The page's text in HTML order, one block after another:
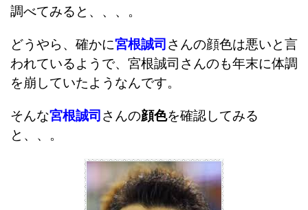
調べてみると、、、。
どうやら、確かに宮根誠司 さんの顔色は悪いと言
われているようで、宮根誠司さんのも年末に体調
を崩していたようなんです。
そんな宮根誠司 さんの顔色を確認してみる
と、、。